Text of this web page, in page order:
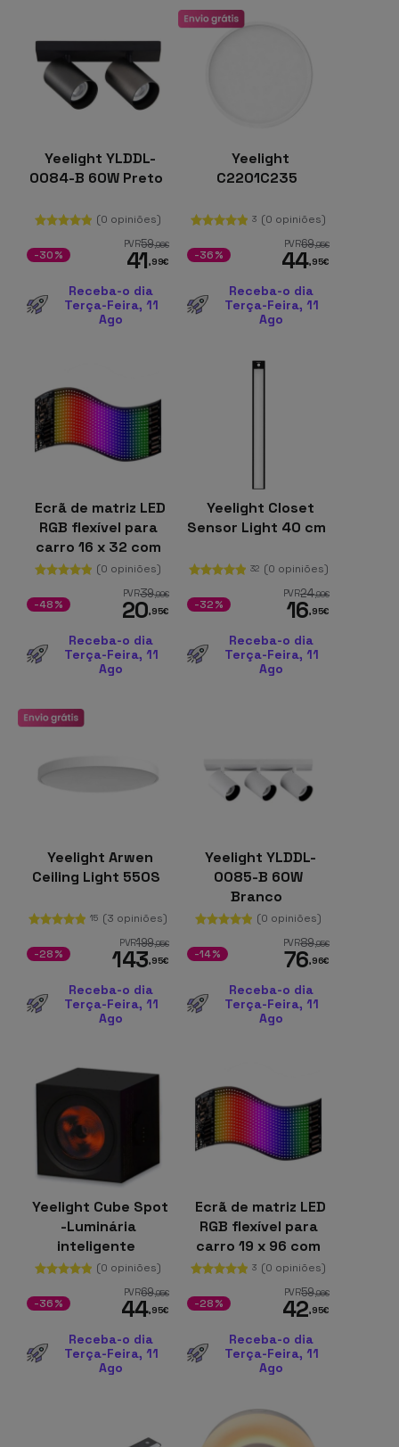
Yeelight YLDDL-
0084-B 60W Preto
(0 opiniões)
PVR59,96€
41,99€
-30%
Receba-o dia
Terça-Feira, 11
Ago
Yeelight
C2201C235
3 (0 opiniões)
PVR69,95€
44,95€
-36%
Receba-o dia
Terça-Feira, 11
Ago
Ecrã de matriz LED
RGB flexível para
carro 16 x 32 com
aplicativo
Bluetooth Preto
(0 opiniões)
PVR39,99€
20,95€
-48%
Receba-o dia
Terça-Feira, 11
Ago
Yeelight Closet
Sensor Light 40 cm
32 (0 opiniões)
PVR24,99€
16,95€
-32%
Receba-o dia
Terça-Feira, 11
Ago
Yeelight Arwen
Ceiling Light 550S
15 (3 opiniões)
PVR199,95€
143,95€
-28%
Receba-o dia
Terça-Feira, 11
Ago
Yeelight YLDDL-
0085-B 60W
Branco
(0 opiniões)
PVR89,95€
76,96€
-14%
Receba-o dia
Terça-Feira, 11
Ago
Yeelight Cube Spot
-Luminária
inteligente
(0 opiniões)
PVR69,95€
44,95€
-36%
Receba-o dia
Terça-Feira, 11
Ago
Ecrã de matriz LED
RGB flexível para
carro 19 x 96 com
aplicativo
Bluetooth Preto
3 (0 opiniões)
PVR59,96€
42,95€
-28%
Receba-o dia
Terça-Feira, 11
Ago